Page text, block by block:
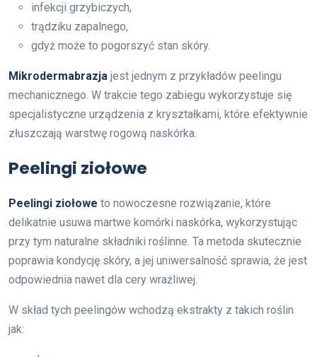
infekcji grzybiczych,
trądziku zapalnego,
gdyż może to pogorszyć stan skóry.
Mikrodermabrazja jest jednym z przykładów peelingu
mechanicznego. W trakcie tego zabiegu wykorzystuje się
specjalistyczne urządzenia z kryształkami, które efektywnie
złuszczają warstwę rogową naskórka.
Peelingi ziołowe
Peelingi ziołowe to nowoczesne rozwiązanie, które
delikatnie usuwa martwe komórki naskórka, wykorzystując
przy tym naturalne składniki roślinne. Ta metoda skutecznie
poprawia kondycję skóry, a jej uniwersalność sprawia, że jest
odpowiednia nawet dla cery wrażliwej.
W skład tych peelingów wchodzą ekstrakty z takich roślin
jak: